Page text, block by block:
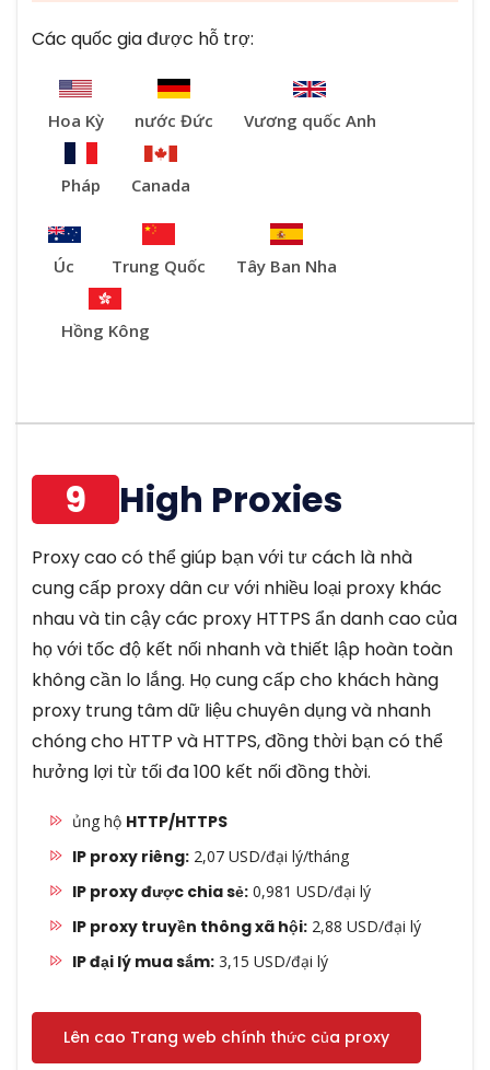
Các quốc gia được hỗ trợ:
Hoa Kỳ nước Đức Vương quốc Anh
Pháp Canada
Úc Trung Quốc Tây Ban Nha
Hồng Kông
9 High Proxies
Proxy cao có thể giúp bạn với tư cách là nhà
cung cấp proxy dân cư với nhiều loại proxy khác
nhau và tin cậy các proxy HTTPS ẩn danh cao của
họ với tốc độ kết nối nhanh và thiết lập hoàn toàn
không cần lo lắng. Họ cung cấp cho khách hàng
proxy trung tâm dữ liệu chuyên dụng và nhanh
chóng cho HTTP và HTTPS, đồng thời bạn có thể
hưởng lợi từ tối đa 100 kết nối đồng thời.
ủng hộ HTTP/HTTPS
IP proxy riêng:2,07 USD/đại lý/tháng
IP proxy được chia sẻ:0,981 USD/đại lý
IP proxy truyền thông xã hội:2,88 USD/đại lý
IP đại lý mua sắm:3,15 USD/đại lý
Lên cao Trang web chính thức của proxy